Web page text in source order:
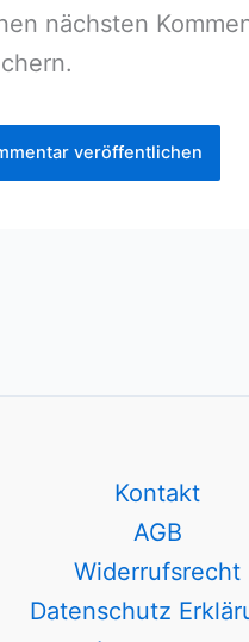
nächsten
Kontakt
AGB
Widerrufsrecht
Datenschutz